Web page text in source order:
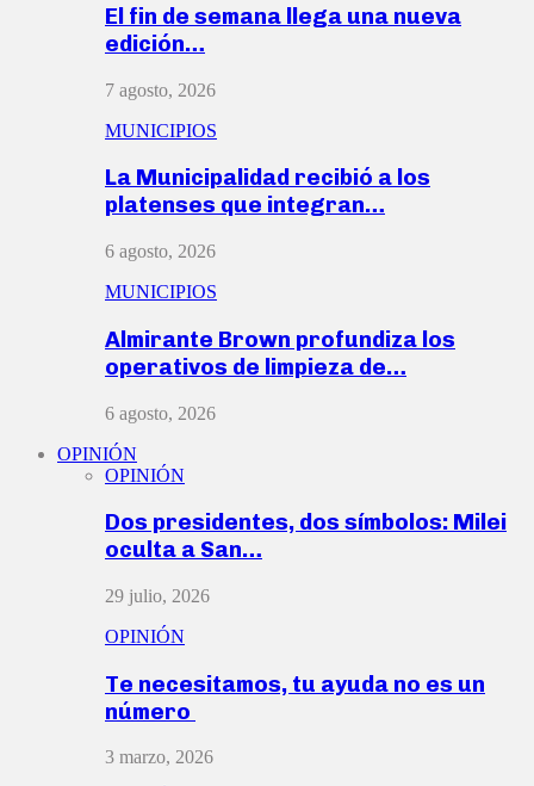
El fin de semana llega una nueva
edición…
7 agosto, 2026
MUNICIPIOS
La Municipalidad recibió a los
platenses que integran…
6 agosto, 2026
MUNICIPIOS
Almirante Brown profundiza los
operativos de limpieza de…
6 agosto, 2026
OPINIÓN
OPINIÓN
Dos presidentes, dos símbolos: Milei
oculta a San…
29 julio, 2026
OPINIÓN
Te necesitamos, tu ayuda no es un
número
3 marzo, 2026